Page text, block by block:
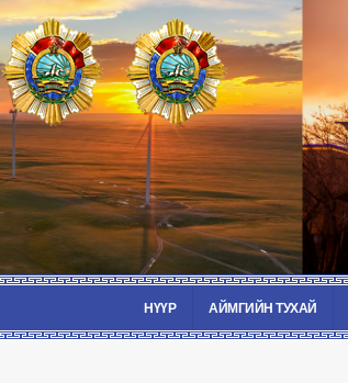
НҮҮР АЙМГИЙН ТУХАЙ